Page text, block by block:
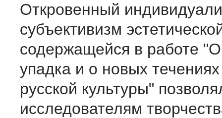
Откровенный
субъективизм
содержащейся в работе
упадка и о новых
русской культуры"
исследователям